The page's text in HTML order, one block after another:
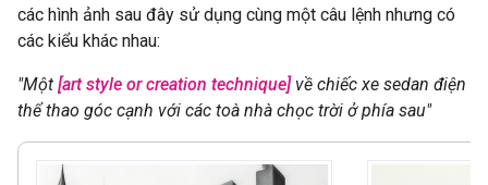
các hình ảnh sau đây sử dụng cùng một câu lệnh nhưng có
các kiểu khác nhau:
"Một [art style or creation technique]về chiếc xe sedan điện
thể thao góc cạnh với các toà nhà chọc trời ở phía sau"